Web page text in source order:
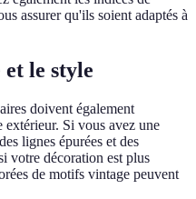
assurer qu'ils soient adaptés à
le style
doivent également
extérieur. Si vous avez une
lignes épurées et des
votre décoration est plus
de motifs vintage peuvent